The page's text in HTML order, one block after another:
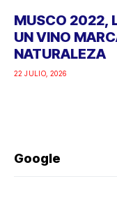
MUSCO 2022,
UN VINO
NATURALEZA
22 JULIO, 2026
Google